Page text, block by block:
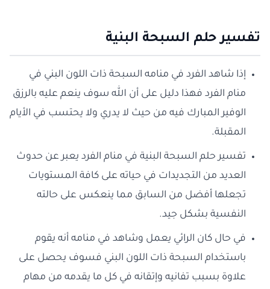
تفسير حلم السبحة البنية
إذا شاهد الفرد في منامه السبحة ذات اللون البني في
منام الفرد فهذا دليل على أن الله سوف ينعم عليه بالرزق
الوفير المبارك فيه من حيث لا يدري ولا يحتسب في الأيام
المقبلة.
تفسير حلم السبحة البنية في منام الفرد يعبر عن حدوث
العديد من التجديدات في حياته على كافة المستويات
تجعلها أفضل من السابق مما ينعكس على حالته
النفسية بشكل جيد.
في حال كان الرائي يعمل وشاهد في منامه أنه يقوم
باستخدام السبحة ذات اللون البني فسوف يحصل على
علاوة بسبب تفانيه وإتقانه في كل ما يقدمه من مهام